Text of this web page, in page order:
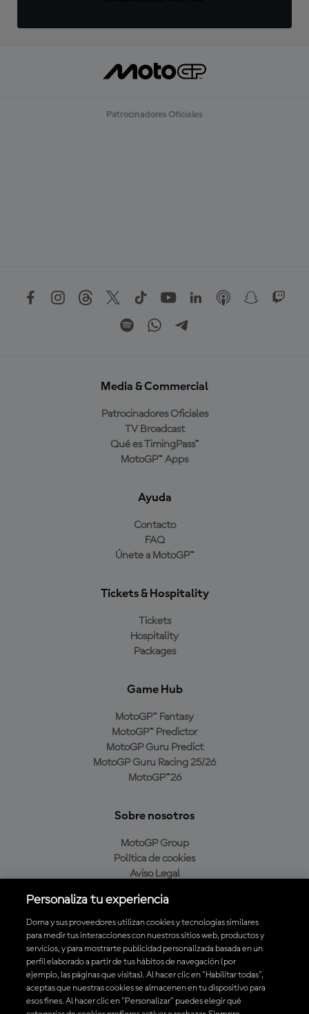
Patrocinadores Oficiales
Media & Commercial
Patrocinadores Oficiales
TV Broadcast
Qué es TimingPass™
MotoGP™ Apps
Ayuda
Contacto
FAQ
Únete a MotoGP™
Tickets & Hospitality
Tickets
Hospitality
Packages
Game Hub
MotoGP™ Fantasy
MotoGP™ Predictor
MotoGP Guru Predict
MotoGP Guru Racing 25/26
MotoGP™26
Sobre nosotros
MotoGP Group
Política de cookies
Aviso Legal
Política de compra
Descarga la aplicación oficial de MotoGP™
Personaliza tu experiencia
Dorna y sus proveedores utilizan cookies y tecnologías similares
para medir tus interacciones con nuestros sitios web, productos y
servicios, y para mostrarte publicidad personalizada basada en un
perfil elaborado a partir de tus hábitos de navegación (por
ejemplo, las páginas que visitas). Al hacer clic en "Habilitar todas",
aceptas que nuestras cookies se almacenen en tu dispositivo para
esos fines. Al hacer clic en "Personalizar" puedes elegir qué